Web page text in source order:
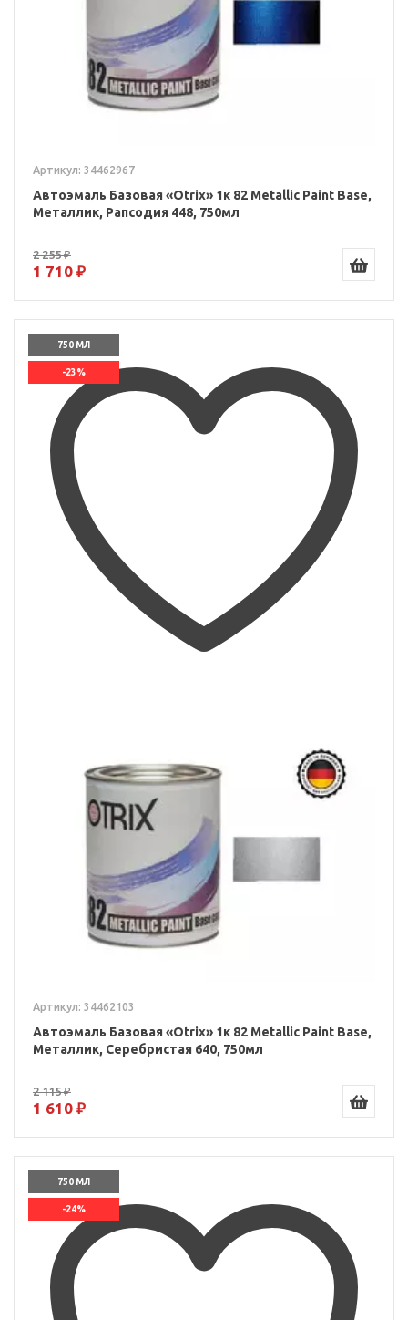
Артикул: 34462967
Автоэмаль Базовая «Otrix» 1к 82 Metallic Paint Base,
Металлик, Рапсодия 448, 750мл
2 255 ₽
1 710 ₽
750 МЛ
-23%
Артикул: 34462103
Автоэмаль Базовая «Otrix» 1к 82 Metallic Paint Base,
Металлик, Серебристая 640, 750мл
2 115 ₽
1 610 ₽
750 МЛ
-24%